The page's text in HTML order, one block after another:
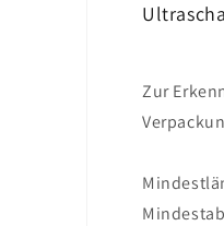
Zur